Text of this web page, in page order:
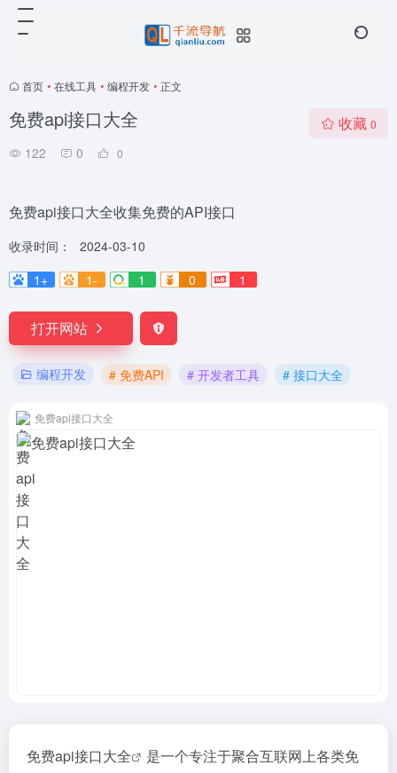
首页 • 在线工具 • 编程开发 • 正文
免费api接口大全
122 0 0
收藏 0
免费api接口大全收集免费的API接口
收录时间：
2024-03-10
1+
1- 1 0 1
打开网站
编程开发 # 免费API # 开发者工具 # 接口大全
免费api接口大全
免费api接口大全 是一个专注于聚合互联网上各类免